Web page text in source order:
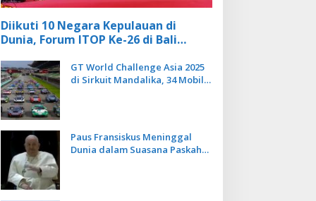
Diikuti 10 Negara Kepulauan di
Dunia, Forum ITOP Ke-26 di Bali
Berbasis Alam dan Budaya
GT World Challenge Asia 2025
di Sirkuit Mandalika, 34 Mobil
Paus Fransiskus Meninggal
Dunia dalam Suasana Paskah